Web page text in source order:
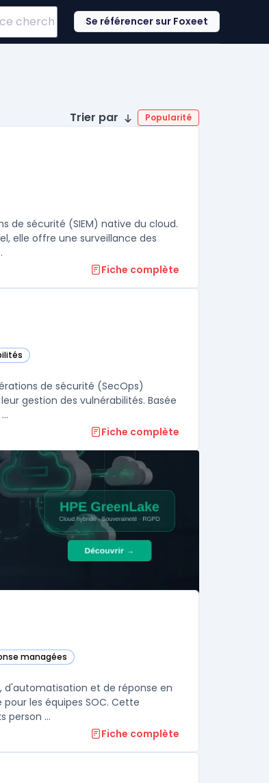
Se référencer sur Foxeet
Trier par Popularité
de sécurité (SIEM) native du cloud.
elle offre une surveillance des
Fiche complète
dans cette catégorie
de sécurité (SecOps)
gestion des vulnérabilités. Basée
Fiche complète
managées
dans cette catégorie
d'automatisation et de réponse en
les équipes SOC. Cette
person ...
Fiche complète